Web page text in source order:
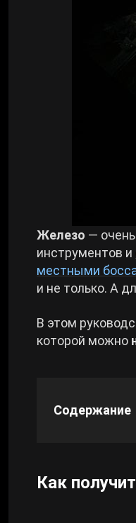
Kingdom Come:
Roblox
Cyberpunk 2077
Билды Arknights:
Железо —
инструментов и
местными
и не только. А
В этом
которой можно
Содержание
Как